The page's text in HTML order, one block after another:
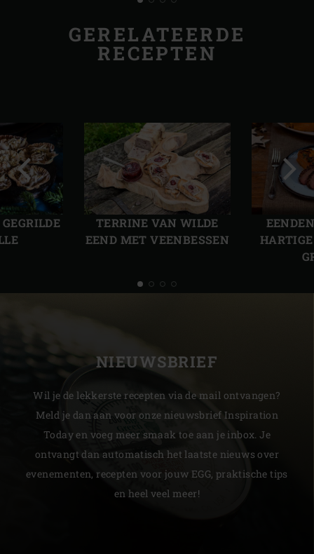
GERELATEERDE
RECEPTEN
TERRINE VAN WILDE
EEND MET VEENBESSEN
Vorige
slide
NIEUWSBRIEF
Wil je de lekkerste recepten via de mail ontvangen?
Meld je dan aan voor onze nieuwsbrief Inspiration
Today en voeg meer smaak toe aan je inbox. Je
ontvangt dan automatisch het laatste nieuws over
evenementen, recepten voor jouw EGG, praktische tips
en heel veel meer!